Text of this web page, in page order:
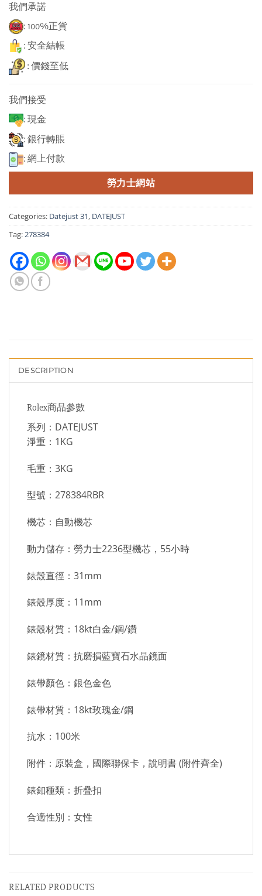
我們承諾
: 100%正貨
: 安全結帳
: 價錢至低
我們接受
: 現金
: 銀行轉賬
: 網上付款
勞力士網站
Categories: Datejust 31, DATEJUST
Tag:278384
DESCRIPTION
Rolex商品參數
系列：DATEJUST
淨重：1KG
毛重：3KG
型號：278384RBR
機芯：自動機芯
動力儲存：勞力士2236型機芯，55小時
錶殼直徑：31mm
錶殼厚度：11mm
錶殼材質：18kt白金/鋼/鑽
錶鏡材質：抗磨損藍寶石水晶鏡面
錶帶顏色：銀色金色
錶帶材質：18kt玫瑰金/鋼
抗水：100米
附件：原裝盒，國際聯保卡，說明書 (附件齊全)
錶釦種類：折疊扣
合適性別：女性
RELATED PRODUCTS